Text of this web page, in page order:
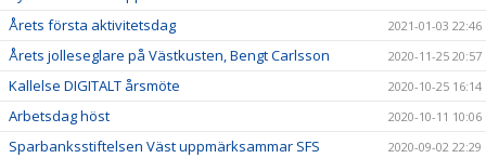
Årets första aktivitetsdag 2021-01-03 22:46
Årets jolleseglare på Västkusten, Bengt Carlsson 2020-11-25 20:57
Kallelse DIGITALT årsmöte 2020-10-25 16:14
Arbetsdag höst 2020-10-11 10:06
Sparbanksstiftelsen Väst uppmärksammar SFS 2020-09-02 22:29